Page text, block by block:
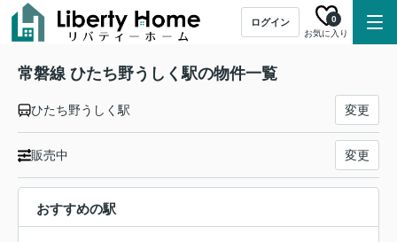
ログイン
お気に入り
0
常磐線 ひたち野うしく駅の物件一覧
ひたち野うしく駅 変更
販売中 変更
おすすめの駅